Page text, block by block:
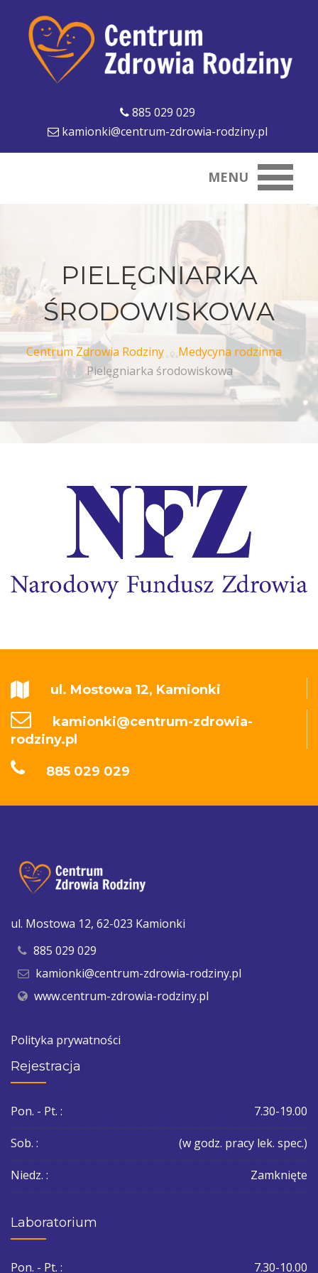
885 029 029
kamionki@centrum-zdrowia-rodziny.pl
MENU
PIELĘGNIARKA
ŚRODOWISKOWA
Centrum Zdrowia Rodziny
Medycyna rodzinna
Pielęgniarka środowiskowa
ul. Mostowa 12, Kamionki
kamionki@centrum-zdrowia-
rodziny.pl
885 029 029
ul. Mostowa 12, 62-023 Kamionki
885 029 029
kamionki@centrum-zdrowia-rodziny.pl
www.centrum-zdrowia-rodziny.pl
Polityka prywatności
Rejestracja
Pon. - Pt. : 7.30-19.00
Sob. : (w godz. pracy lek. spec.)
Niedz. : Zamknięte
Laboratorium
Pon. - Pt. : 7.30-10.00